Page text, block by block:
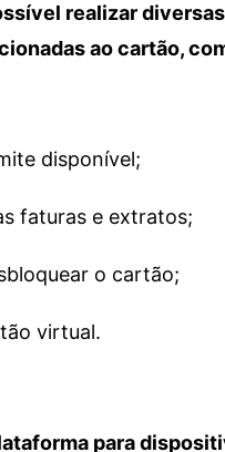
realizar diversas
ao cartão,
disponível;
faturas e extratos;
o cartão;
virtual.
para